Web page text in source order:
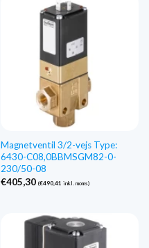
Magnetventil 3/2-vejs Type:
6430-C08,0BBMSGM82-0-
230/50-08
€405,30 (€490,41 inkl. moms)